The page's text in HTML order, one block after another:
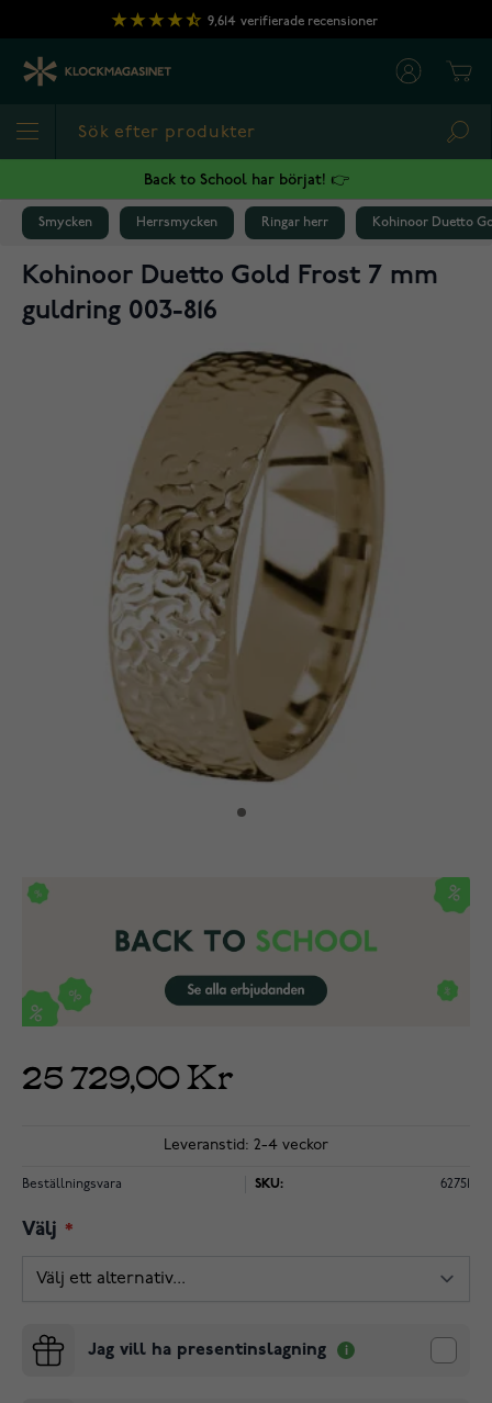
Hoppa till innehållet
9,614 verifierade recensioner
Back to School har börjat! 👉
Smycken Herrsmycken Ringar herr Kohinoor Duetto
Kohinoor Duetto Gold Frost 7 mm
guldring 003-816
25 729,00 Kr
Leveranstid: 2-4 veckor
Beställningsvara SKU: 62751
Välj
Jag vill ha presentinslagning